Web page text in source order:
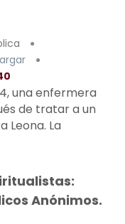
una enfermera
de tratar a un
Leona. La
Anónimos.